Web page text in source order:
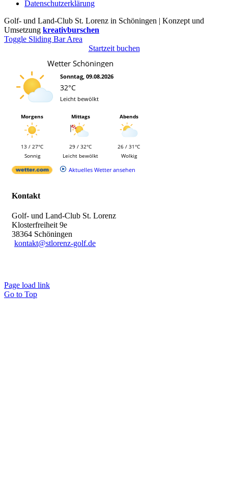
Datenschutzerklärung
Golf- und Land-Club St. Lorenz in Schöningen | Konzept und
Umsetzung kreativburschen
Toggle Sliding Bar Area
Startzeit buchen
Wetter Schöningen
Sonntag, 09.08.2026
32°C
Leicht bewölkt
Morgens
13 / 27°C
Sonnig
Mittags
29 / 32°C
Leicht bewölkt
Abends
26 / 31°C
Wolkig
Aktuelles Wetter ansehen
Kontakt
Golf- und Land-Club St. Lorenz
Klosterfreiheit 9e
38364 Schöningen
kontakt@stlorenz-golf.de
Page load link
Go to Top